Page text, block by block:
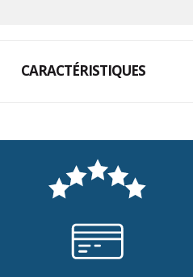
CARACTÉRISTIQUES